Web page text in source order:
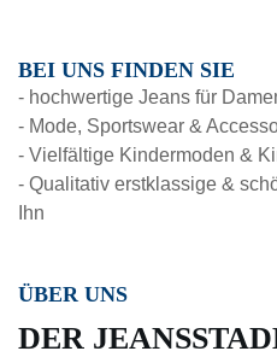
BEI UNS FINDEN SIE
- hochwertige Jeans für
- Mode, Sportswear &
- Vielfältige Kindermoden &
- Qualitativ erstklassige &
Ihn
ÜBER UNS
DER